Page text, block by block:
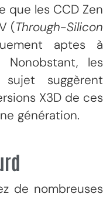
que les CCD Zen
(Through-Silicon
aptes à
les
suggèrent
X3D de ces
génération.
de nombreuses